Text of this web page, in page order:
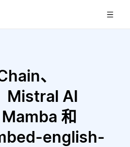
、
Mistral AI
和
english-